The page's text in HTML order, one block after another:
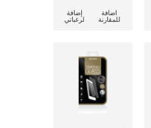
إضافة
لرغباتي
اضافة
للمقارنة